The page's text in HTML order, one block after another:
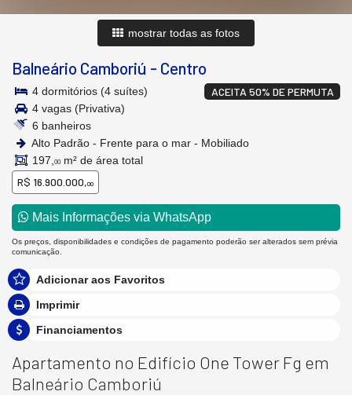
mostrar todas as fotos
Balneário Camboriú - Centro
ACEITA 50% DE PERMUTA
4 dormitórios (4 suítes)
4 vagas (Privativa)
6 banheiros
Alto Padrão - Frente para o mar - Mobiliado
197, 00 m² de área total
R$ 16.900.000,00
Mais Informações via WhatsApp
Os preços, disponibilidades e condições de pagamento poderão ser alterados sem prévia
comunicação.
Adicionar aos Favoritos
Imprimir
Financiamentos
Apartamento no Edifício One Tower Fg em
Balneário Camboriú